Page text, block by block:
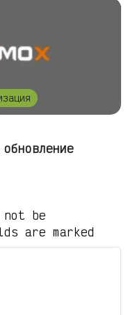
be
are marked